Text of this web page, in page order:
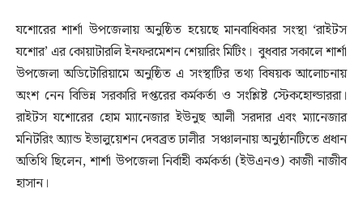
যশোরের শার্শা উপজেলায় অনুষ্ঠিত হয়েছে মানবাধিকার সংস্থা ‘রাইটস
যশোর’ এর কোয়াটারলি ইনফরমেশন শেয়ারিং মিটিং। বুধবার সকালে শার্শা
উপজেলা অডিটোরিয়ামে অনুষ্ঠিত এ সংস্থাটির তথ্য বিষয়ক আলোচনায়
অংশ নেন বিভিন্ন সরকারি দপ্তরের কর্মকর্তা ও সংশ্লিষ্ট স্টেকহোল্ডাররা।
রাইটস যশোরের হোম ম্যানেজার ইউনুছ আলী সরদার এবং ম্যানেজার
মনিটরিং অ্যান্ড ইভালুয়েশন দেবব্রত ঢালীর সঞ্চালনায় অনুষ্ঠানটিতে প্রধান
অতিথি ছিলেন, শার্শা উপজেলা নির্বাহী কর্মকর্তা (ইউএনও) কাজী নাজীব
হাসান।